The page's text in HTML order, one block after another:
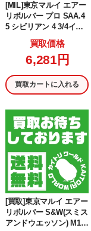
[MIL]東京マルイ エアー
リボルバー プロ SAA.4
5 シビリアン 4 3/4イン
チ BK(ブラック/黒) (10
歳以上専用)
買取価格
6,281円
買取カートに入れる
[買取]東京マルイ エアー
リボルバー S&W(スミス
アンドウエッソン) M19